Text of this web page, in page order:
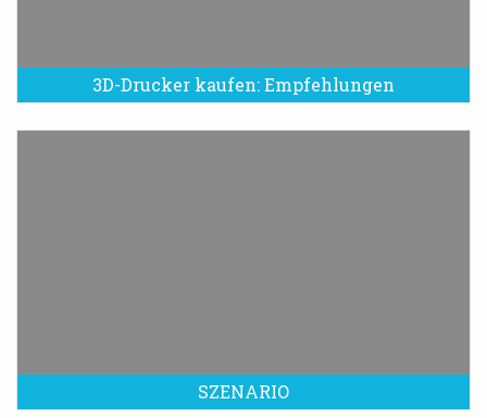
3D-Drucker kaufen: Empfehlungen
SZENARIO